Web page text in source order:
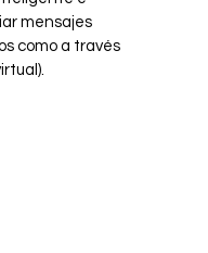
mensajes
como a través